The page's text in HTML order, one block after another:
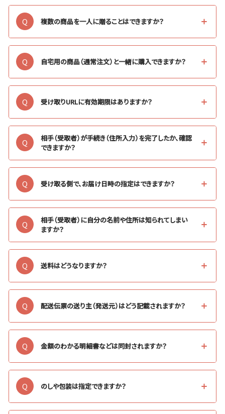
Q 複数の商品を一人に贈ることはできますか？
Q 自宅用の商品（通常注文）と一緒に購入できますか？
Q 受け取りURLに有効期限はありますか？
Q
相手（受取者）が手続き（住所入力）を完了したか、確認
できますか？
Q 受け取る側で、お届け日時の指定はできますか？
Q
相手（受取者）に自分の名前や住所は知られてしまい
ますか？
Q 送料はどうなりますか？
Q 配送伝票の送り主（発送元）はどう記載されますか？
Q 金額のわかる明細書などは同封されますか？
Q のしや包装は指定できますか？